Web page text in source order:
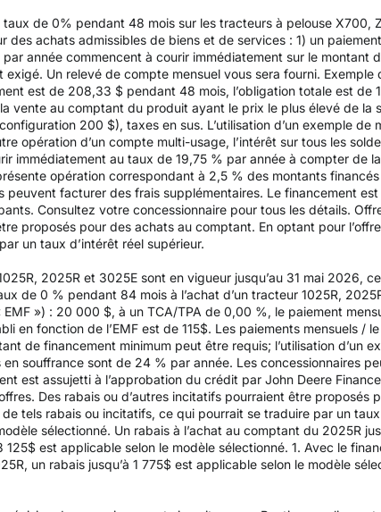
taux de 0% pendant 48 mois sur les tracteurs à pelouse
des achats admissibles de biens et de services : 1) un
année commencent à courir immédiatement sur le montant
exigé. Un relevé de compte mensuel vous sera fourni.
est de 208,33 $ pendant 48 mois, l’obligation totale est
vente au comptant du produit ayant le prix le plus élevé de
200 $), taxes en sus. L’utilisation d’un exemple
opération d’un compte multi-usage, l’intérêt sur tous les
immédiatement au taux de 19,75 % par année à compter de
opération correspondant à 2,5 % des montants
peuvent facturer des frais supplémentaires. Le financement
Consultez votre concessionnaire pour tous les détails.
proposés pour des achats au comptant. En optant pour
un taux d’intérêt réel supérieur.
2025R et 3025E sont en vigueur jusqu’au 31 mai 2026,
de 0 % pendant 84 mois à l’achat d’un tracteur 1025R,
») : 20 000 $, à un TCA/TPA de 0,00 %, le paiement
en fonction de l’EMF est de 115$. Les paiements mensuels
de financement minimum peut être requis; l’utilisation d’un
souffrance sont de 24 % par année. Les concessionnaires
est assujetti à l’approbation du crédit par John Deere
Des rabais ou d’autres incitatifs pourraient être
tels rabais ou incitatifs, ce qui pourrait se traduire par un
sélectionné. Un rabais à l’achat au comptant du 2025R
125$ est applicable selon le modèle sélectionné. 1. Avec le
un rabais jusqu’à 1 775$ est applicable selon le modèle